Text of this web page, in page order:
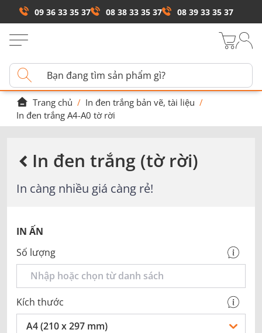
09 36 33 35 37 08 38 33 35 37 08 39 33 35 37
Trang chủ / In đen trắng bản vẽ, tài liệu /
In đen trắng A4-A0 tờ rời
In đen trắng (tờ rời)
In càng nhiều giá càng rẻ!
IN ẤN
Số lượng
Kích thước
A4 (210 x 297 mm)